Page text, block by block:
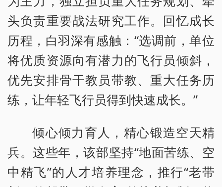
头负责重要战法研究工作。回忆成长
历程，白羽深有感触：“选调前，单位
将优质资源向有潜力的飞行员倾斜，
优先安排骨干教员带教、重大任务历
练，让年轻飞行员得到快速成长。”
倾心倾力育人，精心锻造空天精
兵。这些年，该部坚持“地面苦练、空
中精飞”的人才培养理念，推行“老带